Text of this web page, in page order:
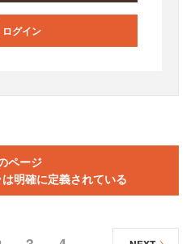
ログイン
ページ
明確に定義されている